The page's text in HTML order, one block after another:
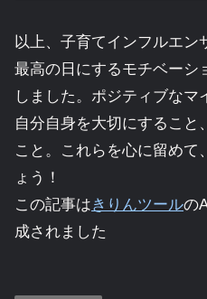
以上、子育てインフルエン
最高の日にするモチベーシ
しました。ポジティブなマ
自分自身を大切にすること
こと。これらを心に留めて
ょう！
この記事はきりんツールの
成されました